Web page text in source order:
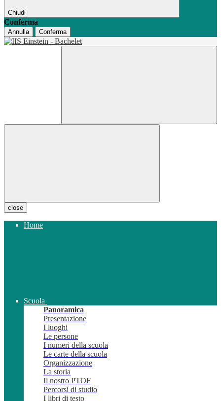
Chiudi
Conferma
Annulla Conferma
close
Home
Scuola
Panoramica
Presentazione
I luoghi
Le persone
I numeri della scuola
Le carte della scuola
Organizzazione
La storia
Il nostro PTOF
Percorsi di studio
I libri di testo